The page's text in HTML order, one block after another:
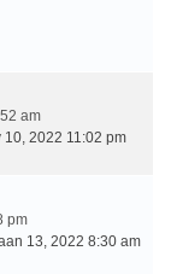
am
10, 2022 11:02 pm
pm
13, 2022 8:30 am